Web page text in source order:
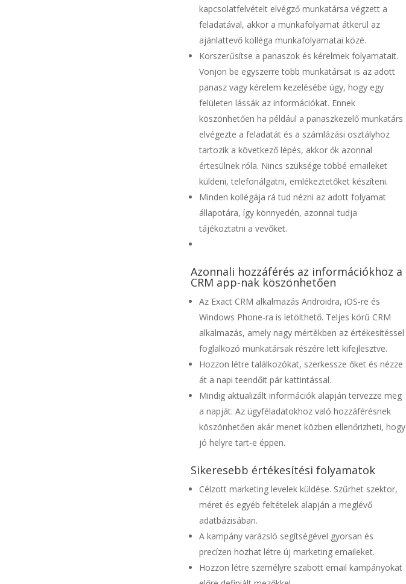
kapcsolatfelvételt elvégző munkatársa végzett a
feladatával, akkor a munkafolyamat átkerül az
ajánlattevő kolléga munkafolyamatai közé.
Korszerűsítse a panaszok és kérelmek folyamatait.
Vonjon be egyszerre több munkatársat is az adott
panasz vagy kérelem kezelésébe úgy, hogy egy
felületen lássák az információkat. Ennek
köszönhetően ha például a panaszkezelő munkatárs
elvégezte a feladatát és a számlázási osztályhoz
tartozik a következő lépés, akkor ők azonnal
értesülnek róla. Nincs szüksége többé emaileket
küldeni, telefonálgatni, emlékeztetőket készíteni.
Minden kollégája rá tud nézni az adott folyamat
állapotára, így könnyedén, azonnal tudja
tájékoztatni a vevőket.
Azonnali hozzáférés az információkhoz a
CRM app-nak köszönhetően
Az Exact CRM alkalmazás Androidra, iOS-re és
Windows Phone-ra is letölthető. Teljes körű CRM
alkalmazás, amely nagy mértékben az értékesítéssel
foglalkozó munkatársak részére lett kifejlesztve.
Hozzon létre találkozókat, szerkessze őket és nézze
át a napi teendőit pár kattintással.
Mindig aktualizált információk alapján tervezze meg
a napját. Az ügyféladatokhoz való hozzáférésnek
köszönhetően akár menet közben ellenőrizheti, hogy
jó helyre tart-e éppen.
Sikeresebb értékesítési folyamatok
Célzott marketing levelek küldése. Szűrhet szektor,
méret és egyéb feltételek alapján a meglévő
adatbázisában.
A kampány varázsló segítségével gyorsan és
precízen hozhat létre új marketing emaileket.
Hozzon létre személyre szabott email kampányokat